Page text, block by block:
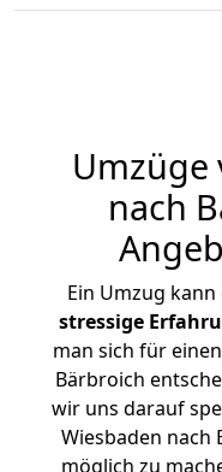
Umzüge
nach
Ein Umzug
stressige
man sich für
Bärbroich
wir uns darauf
Wiesbaden nach
möglich zu